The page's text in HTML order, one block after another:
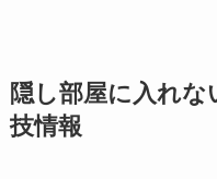
隠し部屋に入れ
技情報